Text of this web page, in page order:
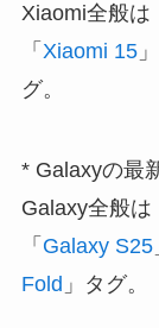
Xiaomi全般は
「 Xiaomi 15
グ。
* Galaxyの最
Galaxy全般は
「 Galaxy S25
Fold 」タグ。